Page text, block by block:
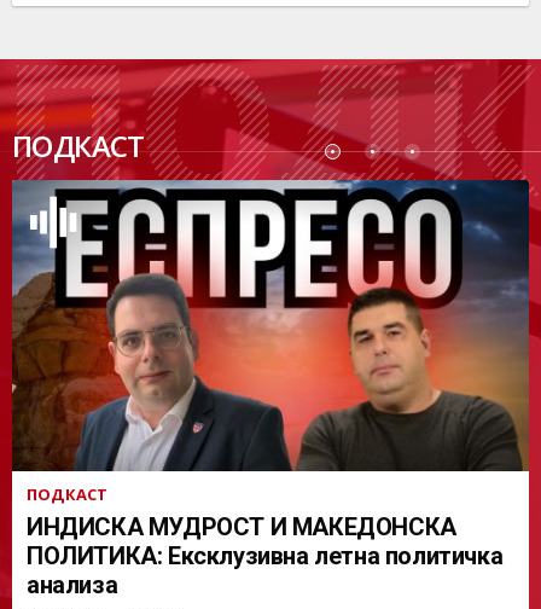
ПОДКАСТ
ПОДК
АСТ
ПОДКАСТ
ИНДИСКА МУДРОСТ И МАКЕДОНСКА
ПОЛИТИКА: Ексклузивна летна политичка
анализа